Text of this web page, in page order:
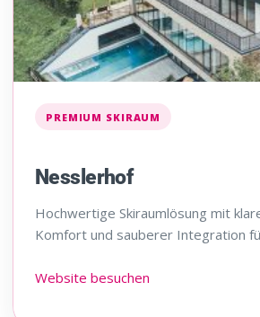
PREMIUM SKIRAUM
Nesslerhof
Hochwertige Skiraumlösung mit
Komfort und sauberer Integration
Website besuchen